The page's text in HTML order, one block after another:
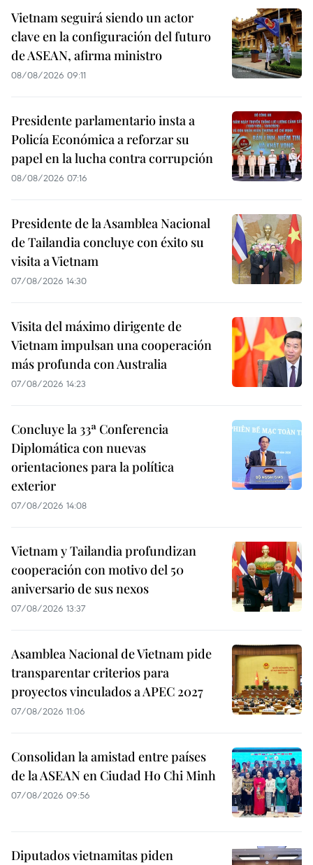
Vietnam seguirá siendo un actor
clave en la configuración del futuro
de ASEAN, afirma ministro
08/08/2026 09:11
Presidente parlamentario insta a
Policía Económica a reforzar su
papel en la lucha contra corrupción
08/08/2026 07:16
Presidente de la Asamblea Nacional
de Tailandia concluye con éxito su
visita a Vietnam
07/08/2026 14:30
Visita del máximo dirigente de
Vietnam impulsan una cooperación
más profunda con Australia
07/08/2026 14:23
Concluye la 33ª Conferencia
Diplomática con nuevas
orientaciones para la política
exterior
07/08/2026 14:08
Vietnam y Tailandia profundizan
cooperación con motivo del 50
aniversario de sus nexos
07/08/2026 13:37
Asamblea Nacional de Vietnam pide
transparentar criterios para
proyectos vinculados a APEC 2027
07/08/2026 11:06
Consolidan la amistad entre países
de la ASEAN en Ciudad Ho Chi Minh
07/08/2026 09:56
Diputados vietnamitas piden